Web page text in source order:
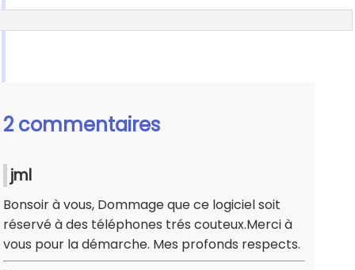
2 commentaires
jml
Bonsoir à vous, Dommage que ce logiciel soit
réservé à des téléphones trés couteux.Merci à
vous pour la démarche. Mes profonds respects.